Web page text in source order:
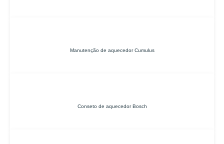
Manutenção de aquecedor Cumulus
Conseto de aquecedor Bosch